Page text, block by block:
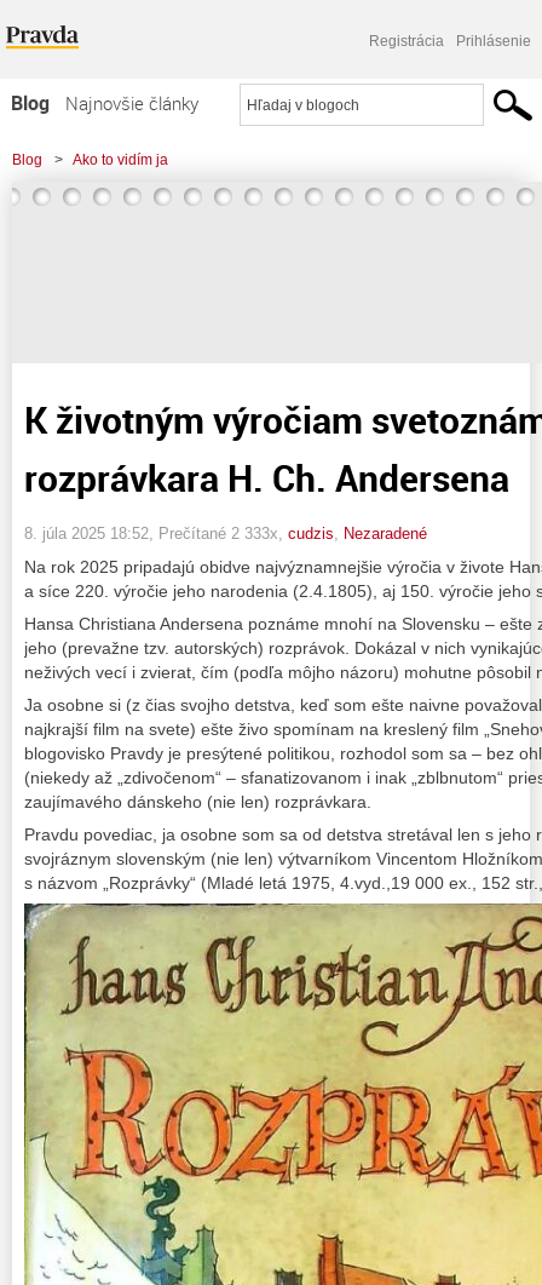
Registrácia Prihlásenie
Blog
Najnovšie články
Najčítanejšie články
Najkomentovanejšie články
Blog > Ako to vidím ja
> K životným výročiam svetoznámeho dánskeho rozprávkara H. Ch. Andersena
K životným výročiam
rozprávkara H. Ch. Andersena
8. júla 2025 18:52 , Prečítané 2 333x, cudzis Nezaradené
Na rok 2025 pripadajú obidve najvýznamnejšie výročia v živote
a síce 220. výročie jeho narodenia (2.4.1805), aj 150. výročie jeho
Hansa Christiana Andersena poznáme mnohí na Slovensku – ešte
jeho (prevažne tzv. autorských) rozprávok. Dokázal v nich
neživých vecí i zvierat, čím (podľa môjho názoru) mohutne pôsobil
Ja osobne si (z čias svojho detstva, keď som ešte naivne
najkrajší film na svete) ešte živo spomínam na kreslený film
blogovisko Pravdy je presýtené politikou, rozhodol som sa – bez
(niekedy až „zdivočenom“ – sfanatizovanom i inak „zblbnutom“
zaujímavého dánskeho (nie len) rozprávkara.
Pravdu povediac, ja osobne som sa od detstva stretával len s jeho
svojráznym slovenským (nie len) výtvarníkom Vincentom
s názvom „Rozprávky“ (Mladé letá 1975, 4.vyd.,19 000 ex., 152